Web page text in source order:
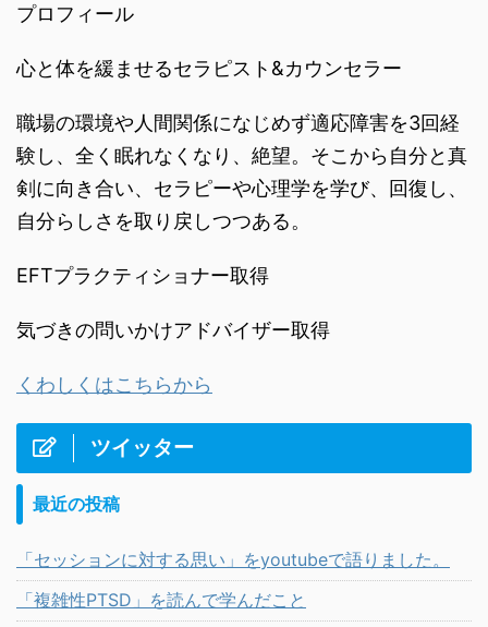
プロフィール
心と体を緩ませるセラピスト&カウンセラー
職場の環境や人間関係になじめず適応障害を3回経
験し、全く眠れなくなり、絶望。そこから自分と真
剣に向き合い、セラピーや心理学を学び、回復し、
自分らしさを取り戻しつつある。
EFTプラクティショナー取得
気づきの問いかけアドバイザー取得
くわしくはこちらから
ツイッター
最近の投稿
「セッションに対する思い」をyoutubeで語りました。
「複雑性PTSD」を読んで学んだこと